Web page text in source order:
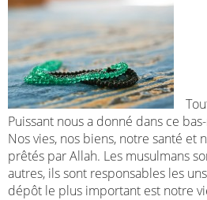
Puissant nous a donné dans ce
Nos vies, nos biens, notre santé et
prêtés par Allah. Les musulmans
autres, ils sont responsables les
dépôt le plus important est notre